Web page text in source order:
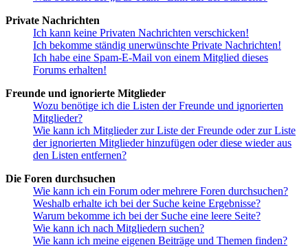
Private Nachrichten
Ich kann keine Privaten Nachrichten verschicken!
Ich bekomme ständig unerwünschte Private Nachrichten!
Ich habe eine Spam-E-Mail von einem Mitglied dieses
Forums erhalten!
Freunde und ignorierte Mitglieder
Wozu benötige ich die Listen der Freunde und ignorierten
Mitglieder?
Wie kann ich Mitglieder zur Liste der Freunde oder zur Liste
der ignorierten Mitglieder hinzufügen oder diese wieder aus
den Listen entfernen?
Die Foren durchsuchen
Wie kann ich ein Forum oder mehrere Foren durchsuchen?
Weshalb erhalte ich bei der Suche keine Ergebnisse?
Warum bekomme ich bei der Suche eine leere Seite?
Wie kann ich nach Mitgliedern suchen?
Wie kann ich meine eigenen Beiträge und Themen finden?